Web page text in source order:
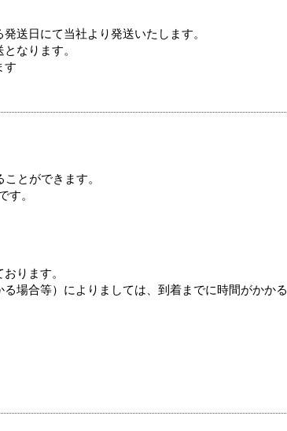
送日にて当社より発送いたします。
なります。
す
とができます。
す。
ります。
場合等）によりましては、到着までに時間がかかる